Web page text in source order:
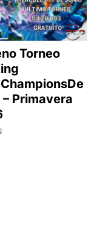
Torneo
Primavera